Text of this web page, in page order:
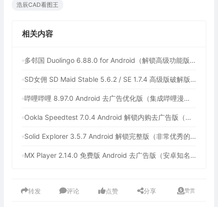
浩辰CAD看图王
相关内容
多邻国 Duolingo 6.88.0 for Android（解锁高级功能版，最多人使用的外语学习软件）
SD女佣 SD Maid Stable 5.6.2 / SE 1.7.4 高级版破解版（安卓系统清理工具）
哔哩哔哩 8.97.0 Android 去广告优化版（集成哔哩漫游，免费观看中国大陆以外的版权番剧）
Ookla Speedtest 7.0.4 Android 解锁内购去广告版（最佳手机网速测试工具，支持5G测速软件）
Solid Explorer 3.5.7 Android 解锁完整版（非常优秀的安卓文件管理器）
MX Player 2.14.0 免费版 Android 去广告版（安卓知名的多媒体播放器）
转发 评论 点赞 分享 赞赏